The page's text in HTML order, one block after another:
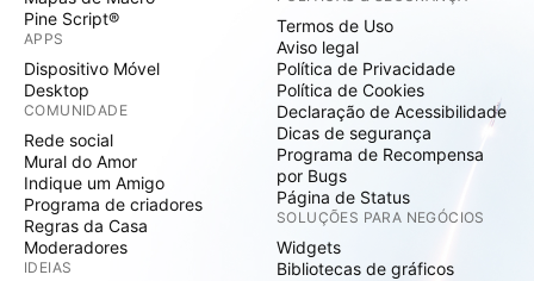
Pine Script®
APPS
Dispositivo Móvel
Desktop
COMUNIDADE
Rede social
Mural do Amor
Indique um Amigo
Programa de criadores
Regras da Casa
Moderadores
IDEIAS
Termos de Uso
Aviso legal
Política de Privacidade
Política de Cookies
Declaração de Acessibilidade
Dicas de segurança
Programa de Recompensa
por Bugs
Página de Status
SOLUÇÕES PARA NEGÓCIOS
Widgets
Bibliotecas de gráficos